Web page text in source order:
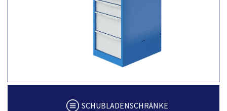
SCHUBLADENSCHRÄNKE